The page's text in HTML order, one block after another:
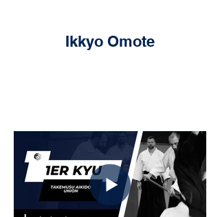
Ikkyo Omote